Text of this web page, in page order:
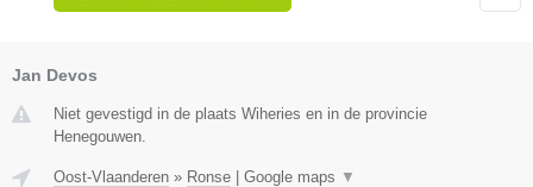
Jan Devos
Niet gevestigd in de plaats Wiheries en in de provincie
Henegouwen.
Oost-Vlaanderen » Ronse Google maps ▼